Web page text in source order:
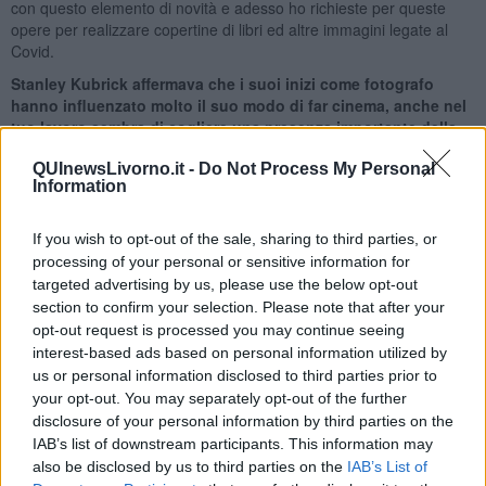
QUInewsLivorno.it - Do Not Process My Personal
Information
If you wish to opt-out of the sale, sharing to third parties, or
processing of your personal or sensitive information for
targeted advertising by us, please use the below opt-out
section to confirm your selection. Please note that after your
opt-out request is processed you may continue seeing
interest-based ads based on personal information utilized by
us or personal information disclosed to third parties prior to
your opt-out. You may separately opt-out of the further
disclosure of your personal information by third parties on the
IAB’s list of downstream participants. This information may
also be disclosed by us to third parties on the IAB’s List of
con questo elemento di novità e adesso ho richieste per queste
opere per realizzare copertine di libri ed altre immagini legate al
Covid.
Stanley Kubrick affermava che i suoi inizi come fotografo
hanno influenzato molto il suo modo di far cinema, anche nel
tuo lavoro sembra di cogliere una presenza importante della
Ho studiato fotografia al liceo artistico ed all’inizio ho lavorato in uno
realizzare la mia opera artistica. E’ partendo dalla foto e
dall’immagine che nascono successivamente le mie creazioni e le
mie elaborazioni artistiche.
Dopo il viaggio tra le stelle del cinema cosa ci riserva in futuro
il tuo lavoro ?
Adesso ho una grande confusione in testa, con mille cose che
vorrei fare. Devo comunque proseguire un percorso, nel mio lavoro
c’è una evoluzione continua e sono curioso anch’io di scoprire dove
mi porterà il mio lavoro futuro. Non programmo mai niente, è il
tempo, le suggestioni, le cose che vedo che influenzeranno il mio